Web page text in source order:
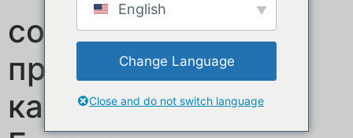
сопствени
производители на
камиони за храна
English
Change Language
Close and do not switch language